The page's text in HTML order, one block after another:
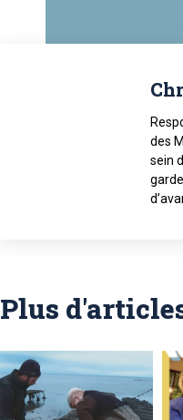
des
sein
Plus